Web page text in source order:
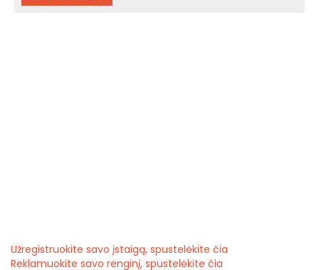
Užregistruokite savo įstaigą, spustelėkite čia
Reklamuokite savo renginį, spustelėkite čia